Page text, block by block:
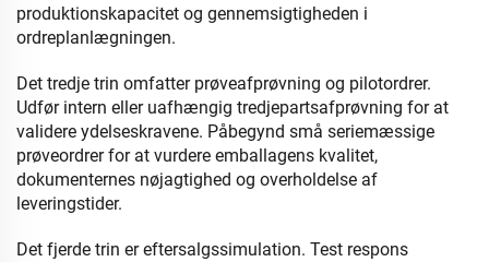
produktionskapacitet og gennemsigtigheden i
ordreplanlægningen.
Det tredje trin omfatter prøveafprøvning og pilotordrer.
Udfør intern eller uafhængig tredjepartsafprøvning for at
validere ydelseskravene. Påbegynd små seriemæssige
prøveordrer for at vurdere emballagens kvalitet,
dokumenternes nøjagtighed og overholdelse af
leveringstider.
Det fjerde trin er eftersalgssimulation. Test respons